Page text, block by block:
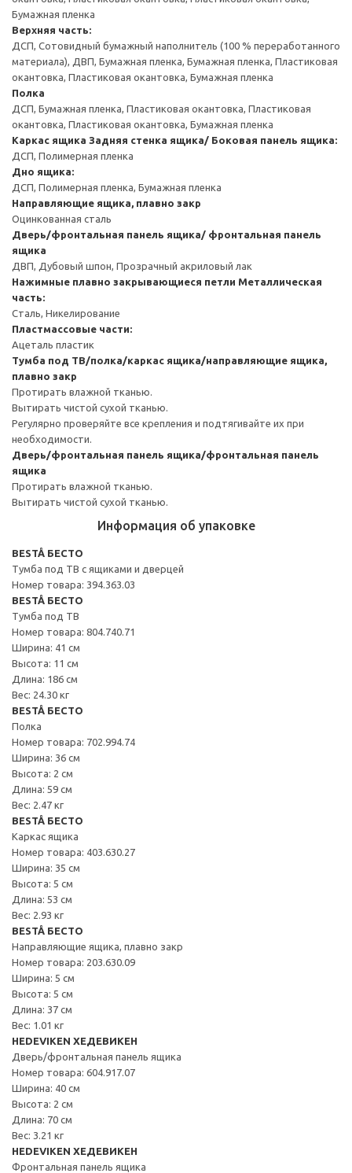
Бумажная пленка
Верхняя часть:
ДСП, Сотовидный бумажный наполнитель (100 % переработанного
материала), ДВП, Бумажная пленка, Бумажная пленка, Пластиковая
окантовка, Пластиковая окантовка, Бумажная пленка
Полка
ДСП, Бумажная пленка, Пластиковая окантовка, Пластиковая
окантовка, Пластиковая окантовка, Бумажная пленка
Каркас ящика Задняя стенка ящика/ Боковая панель ящика:
ДСП, Полимерная пленка
Дно ящика:
ДСП, Полимерная пленка, Бумажная пленка
Направляющие ящика, плавно закр
Оцинкованная сталь
Дверь/фронтальная панель ящика/ фронтальная панель
ящика
ДВП, Дубовый шпон, Прозрачный акриловый лак
Нажимные плавно закрывающиеся петли Металлическая
часть:
Сталь, Никелирование
Пластмассовые части:
Ацеталь пластик
Тумба под ТВ/полка/каркас ящика/направляющие ящика,
плавно закр
Протирать влажной тканью.
Вытирать чистой сухой тканью.
Регулярно проверяйте все крепления и подтягивайте их при
необходимости.
Дверь/фронтальная панель ящика/фронтальная панель
ящика
Протирать влажной тканью.
Вытирать чистой сухой тканью.
Информация об упаковке
BESTÅ БЕСТО
Тумба под ТВ с ящиками и дверцей
Номер товара: 394.363.03
BESTÅ БЕСТО
Тумба под ТВ
Номер товара: 804.740.71
Ширина: 41 см
Высота: 11 см
Длина: 186 см
Вес: 24.30 кг
BESTÅ БЕСТО
Полка
Номер товара: 702.994.74
Ширина: 36 см
Высота: 2 см
Длина: 59 см
Вес: 2.47 кг
BESTÅ БЕСТО
Каркас ящика
Номер товара: 403.630.27
Ширина: 35 см
Высота: 5 см
Длина: 53 см
Вес: 2.93 кг
BESTÅ БЕСТО
Направляющие ящика, плавно закр
Номер товара: 203.630.09
Ширина: 5 см
Высота: 5 см
Длина: 37 см
Вес: 1.01 кг
HEDEVIKEN ХЕДЕВИКЕН
Дверь/фронтальная панель ящика
Номер товара: 604.917.07
Ширина: 40 см
Высота: 2 см
Длина: 70 см
Вес: 3.21 кг
HEDEVIKEN ХЕДЕВИКЕН
Фронтальная панель ящика